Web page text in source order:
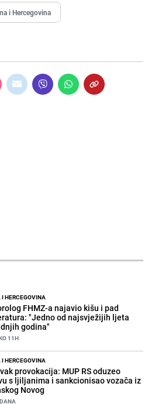
i Hercegovina
I HERCEGOVINA
FHMZ-a najavio kišu i pad
"Jedno od najsvježijih ljeta
godina"
11H
I HERCEGOVINA
provokacija: MUP RS oduzeo
s ljiljanima i sankcionisao vozača iz
Novog